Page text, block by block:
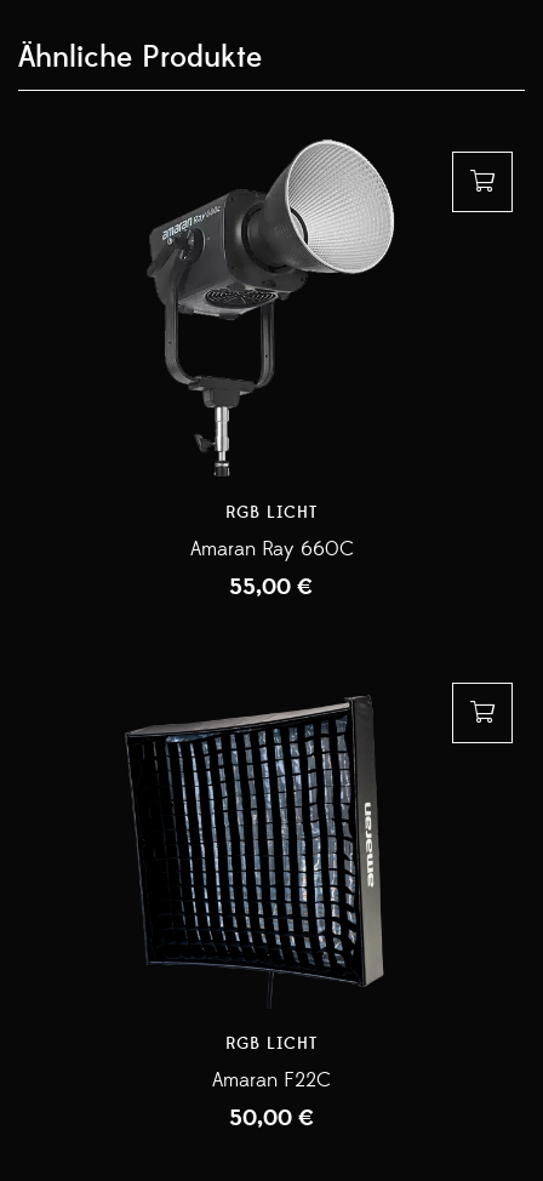
Ähnliche Produkte
RGB LICHT
Amaran Ray 660C
55,00 €
RGB LICHT
Amaran F22C
50,00 €